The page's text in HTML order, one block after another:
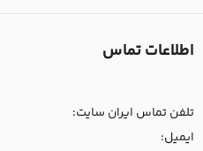
اطلاعات تماس
تلفن تماس ایران سایت:
ایمیل: